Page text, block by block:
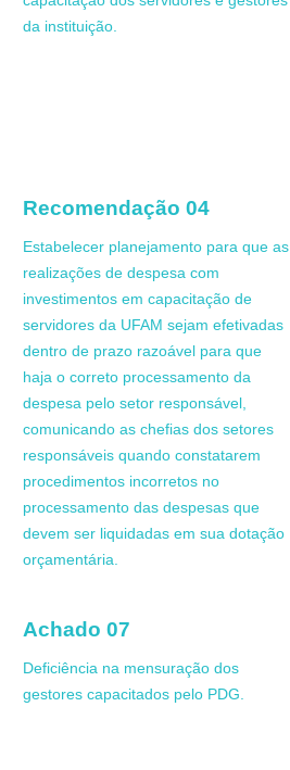
da instituição
Recomendação 04
Estabelecer planejamento para que as
realizações de despesa com
investimentos em capacitação de
servidores da UFAM sejam efetivadas
dentro de prazo razoável para que
haja o correto processamento da
despesa pelo setor responsável,
comunicando as chefias dos setores
responsáveis quando constatarem
procedimentos incorretos no
processamento das despesas que
devem ser liquidadas em sua dotação
orçamentária
Achado 07
Deficiência na mensuração dos
gestores capacitados pelo PDG